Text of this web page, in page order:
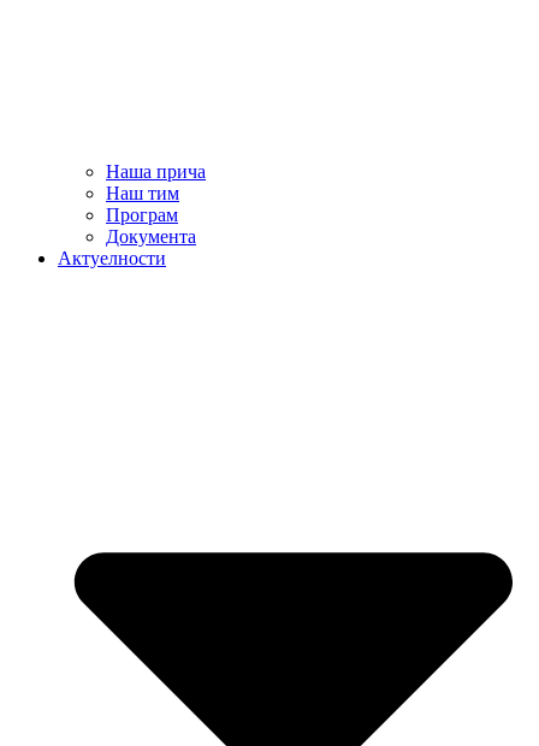
Наша прича
Наш тим
Програм
Документа
Актуелности